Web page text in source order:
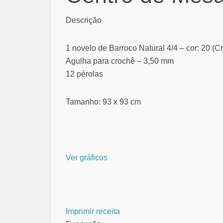
Descrição
1 novelo de Barroco Natural 4/4 – cor: 20
Agulha para crochê – 3,50 mm
12 pérolas
Tamanho: 93 x 93 cm
Ver gráficos
Imprimir receita